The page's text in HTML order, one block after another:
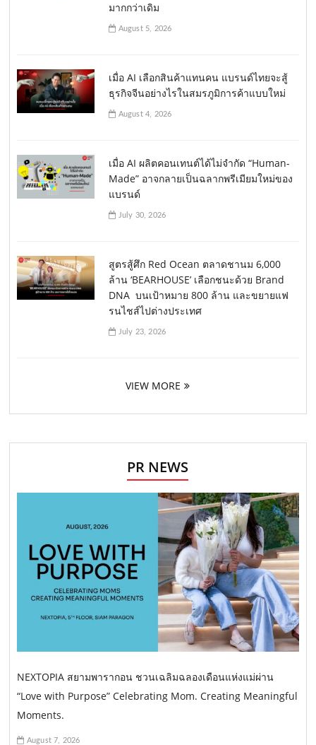
มากกว่าเดิม
August 5, 2026
เมื่อ AI เลือกสินค้าแทนคน แบรนด์ไทยจะสู้
ธุรกิจจีนอย่างไรในสมรภูมิการค้าแบบใหม่
August 4, 2026
เมื่อ AI ผลิตคอนเทนต์ได้ไม่จำกัด “Human-
Made” อาจกลายเป็นฉลากพรีเมียมใหม่ของ
แบรนด์
July 30, 2026
สูตรสู้ศึก Red Ocean ตลาดชานม 6,000
ล้าน ‘BEARHOUSE’ เลือกชนะด้วย Brand
DNA บนเป้าหมาย 800 ล้าน และขยายแฟ
รนไชส์ไปต่างประเทศ
July 23, 2026
VIEW MORE
PR NEWS
NEXTOPIA สยามพารากอน ชวนเฉลิมฉลองเดือนแห่งแม่ผ่าน
“Love with Purpose” Celebrating Mom. Creating Meaningful
Moments.
August 7, 2026